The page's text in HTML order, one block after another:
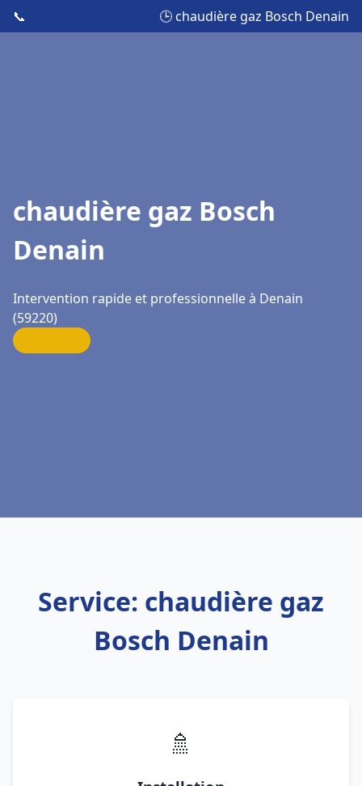
📞 🕒 chaudière gaz Bosch Denain
chaudière gaz Bosch
Denain
Intervention rapide et professionnelle à Denain
(59220)
Service: chaudière gaz
Bosch Denain
🚿